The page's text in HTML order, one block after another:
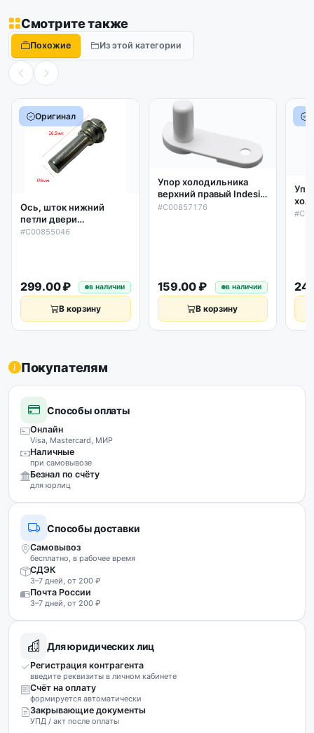
Смотрите также
Похожие Из этой категории
Оригинал
Ось, шток нижний
петли двери
холодильника Indesit,
#C00855046
299.00 ₽ в наличии
В корзину
Упор холодильника
верхний правый Indesit,
Ariston, Stinol
#C00857176
159.00 ₽ в наличии
В корзину
Покупателям
Способы оплаты
Онлайн
Visa, Mastercard, МИР
Наличные
при самовывозе
Безнал по счёту
для юрлиц
Способы доставки
Самовывоз
бесплатно, в рабочее время
СДЭК
3–7 дней, от 200 ₽
Почта России
3–7 дней, от 200 ₽
Для юридических лиц
Регистрация контрагента
введите реквизиты в личном кабинете
Счёт на оплату
формируется автоматически
Закрывающие документы
УПД / акт после оплаты